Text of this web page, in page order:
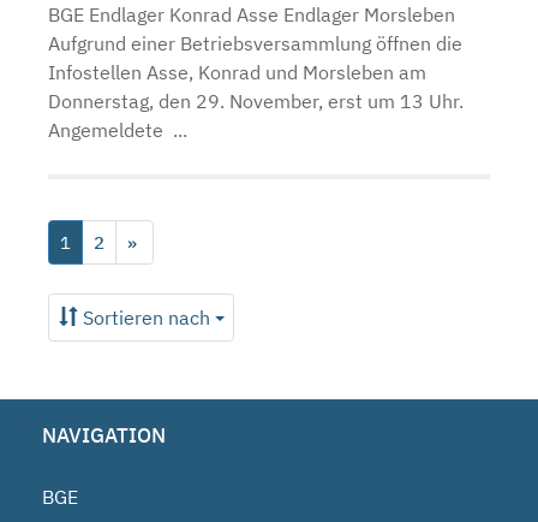
BGE Endlager Konrad Asse Endlager Morsleben
Aufgrund einer Betriebsversammlung öffnen die
Infostellen Asse, Konrad und Morsleben am
Donnerstag, den 29. November, erst um 13 Uhr.
Angemeldete ...
1 2 »
Sortieren nach
NAVIGATION
BGE